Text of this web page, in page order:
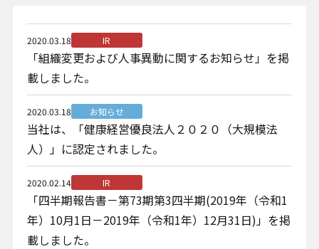
企業情報
サステナビリティ
IR情報
採用情報
お問い合わせ
2020.03.18 IR
「組織変更および人事異動に関するお知らせ」を掲
載しました。
2020.03.18 お知らせ
当社は、「健康経営優良法人２０２０（大規模法
人）」に認定されました。
2020.02.14 IR
「四半期報告書－第73期第3四半期(2019年（令和1
年）10月1日－2019年（令和1年）12月31日)」を掲
載しました。